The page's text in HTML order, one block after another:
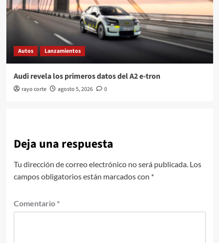
Autos Lanzamientos
Audi revela los primeros datos del A2 e-tron
rayo corte agosto 5, 2026 0
Deja una respuesta
Tu dirección de correo electrónico no será publicada. Los
campos obligatorios están marcados con *
Comentario *